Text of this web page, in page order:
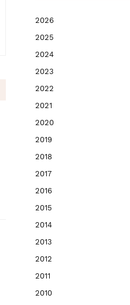
2026
2025
2024
2023
2022
2021
2020
2019
2018
2017
2016
2015
2014
2013
2012
2011
2010